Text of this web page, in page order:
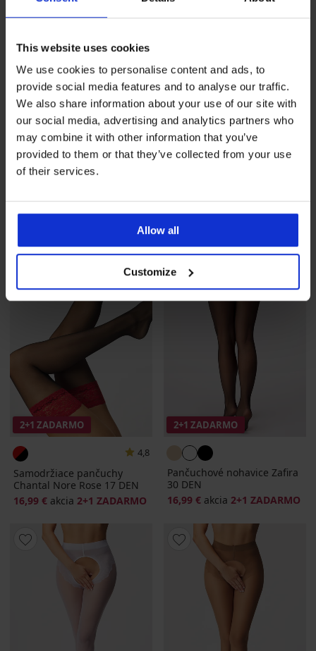
This website uses cookies
We use cookies to personalise content and ads, to
provide social media features and to analyse our traffic.
We also share information about your use of our site with
our social media, advertising and analytics partners who
may combine it with other information that you’ve
provided to them or that they’ve collected from your use
of their services.
Allow all
Customize
2+1 ZADARMO
4,7
Podväzkové pančuchy Renne
2+1 ZADARMO
15,99 €akcia 2+1 ZADARMO
2+1 ZADARMO
4,8
Samodržiace pančuchy
Chantal Nore Rose 17 DEN
16,99 € akcia 2+1 ZADARMO
2+1 ZADARMO
Pančuchové nohavice Zafira
30 DEN
16,99 € akcia 2+1 ZADARMO